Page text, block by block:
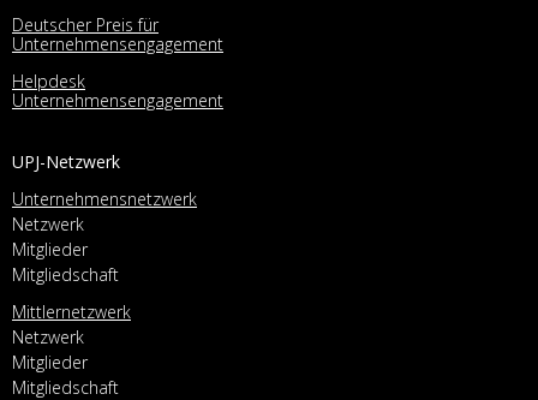
Deutscher Preis für
Unternehmensengagement
Helpdesk
Unternehmensengagement
UPJ-Netzwerk
Unternehmensnetzwerk
Netzwerk
Mitglieder
Mitgliedschaft
Mittlernetzwerk
Netzwerk
Mitglieder
Mitgliedschaft